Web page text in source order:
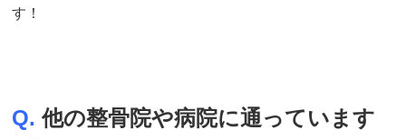
す！
Q. 他の整骨院や病院に通っています